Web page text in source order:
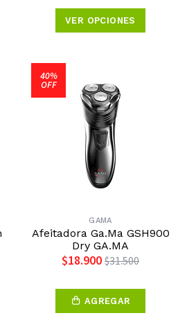
VER OPCIONES
40%
OFF
GAMA
Afeitadora Ga.Ma GSH900
Dry GA.MA
$18.900 $31.500
AGREGAR